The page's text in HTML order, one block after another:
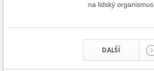
na lidský organismus.
DALŠÍ